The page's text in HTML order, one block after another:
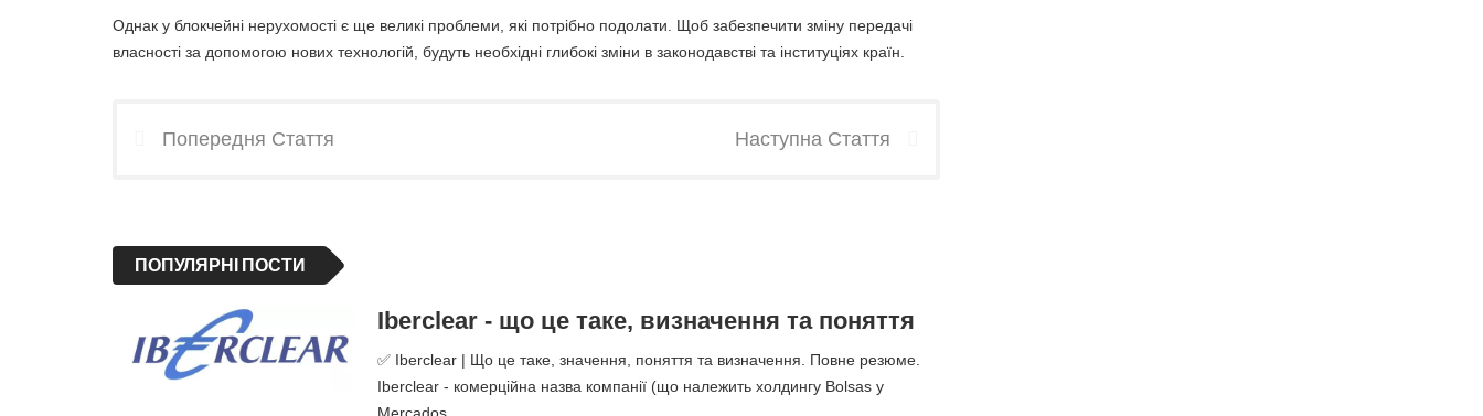
Однак у блокчейні нерухомості є ще великі проблеми, які потрібно подолати. Щоб забезпечити зміну передачі
власності за допомогою нових технологій, будуть необхідні глибокі зміни в законодавстві та інституціях країн.
Попередня Стаття Наступна Стаття
ПОПУЛЯРНІ ПОСТИ
Iberclear - що це таке, визначення та поняття
✅ Iberclear | Що це таке, значення, поняття та визначення. Повне резюме.
Iberclear - комерційна назва компанії (що належить холдингу Bolsas y